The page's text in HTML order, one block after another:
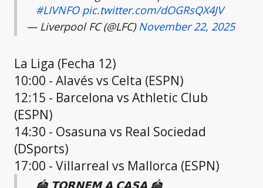
#LIVNFO pic.twitter.com/dOGRsQX4JV
— Liverpool FC (@LFC)November 22, 2025
La Liga (Fecha 12)
10:00 - Alavés vs Celta (ESPN)
12:15 - Barcelona vs Athletic Club
(ESPN)
14:30 - Osasuna vs Real Sociedad
(DSports)
17:00 - Villarreal vs Mallorca (ESPN)
🏟️ 𝗧𝗢𝗥𝗡𝗘𝗠 𝗔 𝗖𝗔𝗦𝗔 🏟️